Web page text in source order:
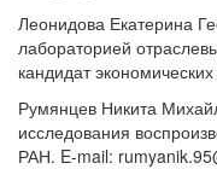
Леонидова Екатерина
лабораторией
кандидат
Румянцев Никита
исследования
РАН. E-mail: